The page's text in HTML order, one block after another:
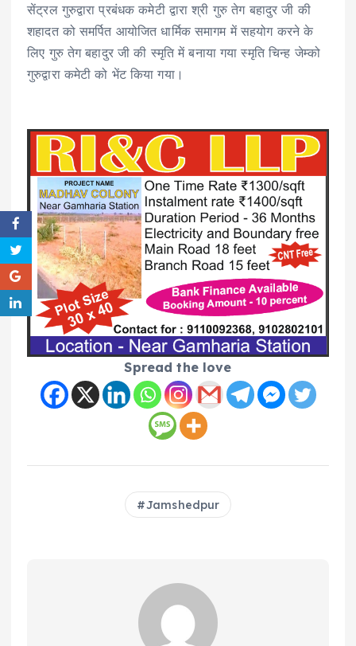
सेंट्रल गुरुद्वारा प्रबंधक कमेटी द्वारा श्री गुरु तेग बहादुर जी की
शहादत को समर्पित आयोजित धार्मिक समागम में सहयोग करने के
लिए गुरु तेग बहादुर जी की स्मृति में बनाया गया स्मृति चिन्ह जेम्को
गुरुद्वारा कमेटी को भेंट किया गया।
Spread the love
Jamshedpur